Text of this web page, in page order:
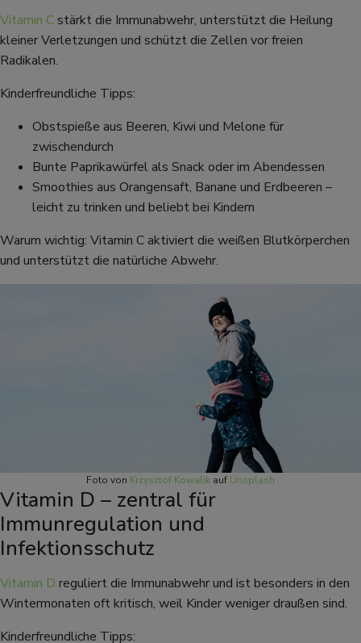
Vitamin Cstärkt die Immunabwehr, unterstützt die Heilung
kleiner Verletzungen und schützt die Zellen vor freien
Radikalen.
Kinderfreundliche Tipps:
Obstspieße aus Beeren, Kiwi und Melone für
zwischendurch
Bunte Paprikawürfel als Snack oder im Abendessen
Smoothies aus Orangensaft, Banane und Erdbeeren –
leicht zu trinken und beliebt bei Kindern
Warum wichtig: Vitamin C aktiviert die weißen Blutkörperchen
und unterstützt die natürliche Abwehr.
Foto von Krzysztof Kowalik auf Unsplash
Vitamin D – zentral für
Immunregulation und
Infektionsschutz
Vitamin D reguliert die Immunabwehr und ist besonders in den
Wintermonaten oft kritisch, weil Kinder weniger draußen sind.
Kinderfreundliche Tipps: